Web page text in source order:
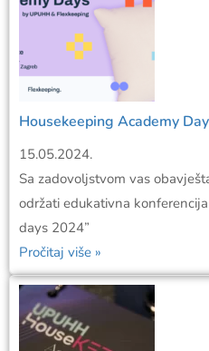
Housekeeping Academy
15.05.2024.
Sa zadovoljstvom vas
održati edukativna
days 2024”
Pročitaj više »